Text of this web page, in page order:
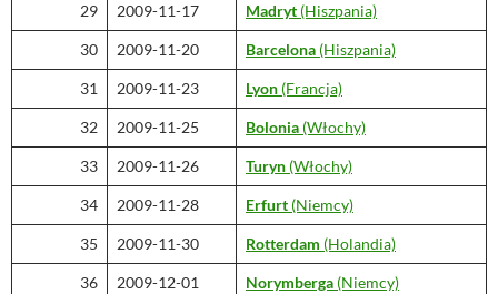
29 2009-11-17 Madryt (Hiszpania)
30 2009-11-20 Barcelona (Hiszpania)
31 2009-11-23 Lyon (Francja)
32 2009-11-25 Bolonia (Włochy)
33 2009-11-26 Turyn (Włochy)
34 2009-11-28 Erfurt (Niemcy)
35 2009-11-30 Rotterdam (Holandia)
36 2009-12-01 Norymberga (Niemcy)